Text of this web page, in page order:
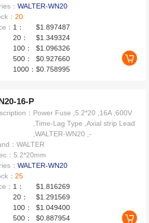
：WALTER-WN20
： 20
： 1：
$1.897487
20：
$1.349324
100：
$1.096326
500：
$0.927660
1000：$0.758995
16-P
： Power Fuse ,5.2*20 ,16A ,600V
,Time-Lag Type ,Axial strip Lead
,WALTER-WN20 ,-
：WALTER
： 5.2*20mm
：WALTER-WN20
：25
： 1：
$1.816269
20：
$1.291569
100：
$1.049400
500：
$0.887954